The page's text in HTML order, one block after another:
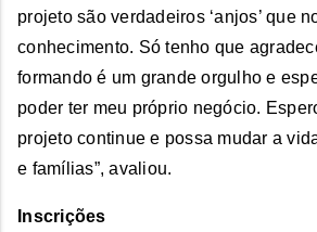
projeto são verdadeiros ‘anjos’ que
conhecimento. Só tenho que
formando é um grande orgulho e
poder ter meu próprio negócio.
projeto continue e possa mudar a
e famílias”, avaliou.
Inscrições